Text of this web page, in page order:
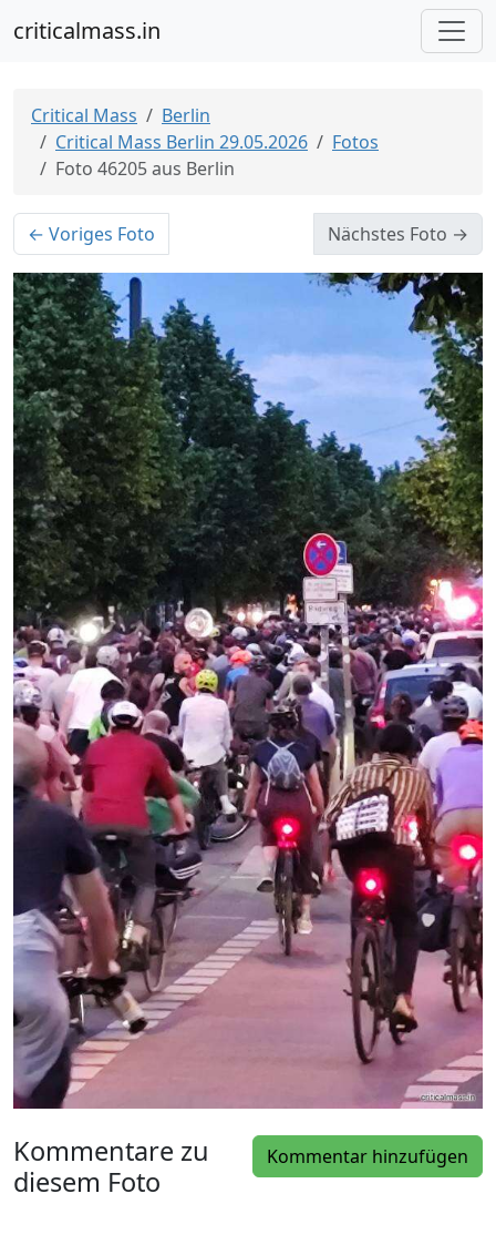
criticalmass.in
Critical Mass
Berlin
Critical Mass Berlin 29.05.2026
Fotos
Foto 46205 aus Berlin
← Voriges Foto Nächstes Foto →
Kommentar hinzufügen
Kommentare zu
diesem Foto